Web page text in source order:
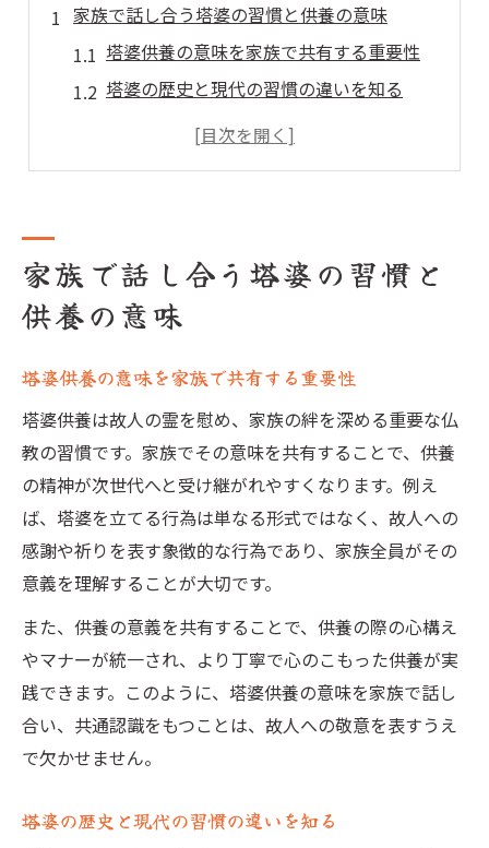
家族で話し合う塔婆の習慣と供養の意味
塔婆供養の意味を家族で共有する重要性
塔婆の歴史と現代の習慣の違いを知る
塔婆はいつ立てるのが適切か家族で考える
塔婆を丁寧に立てる際の基本的な手順
塔婆を立てる場所と向きの選び方の注意点
塔婆の設置後に守るべき日常のマナー
塔婆が家族の絆を深める日々の実践法
塔婆は毎年立てるべきか迷ったときの判断軸
塔婆は毎年立てるべきか家族で再検討する
曹洞宗の教えから見る塔婆の頻度の考え方
塔婆供養の必要性と家族の判断基準
塔婆を立てない場合の影響と供養の工夫
供養で守る塔婆の必要性と家族の絆
塔婆供養が家族をつなぐ意義とその理由
塔婆の必要性を家族内で再確認する方法
塔婆がもたらす家族の結束力と伝統の継承
家族で話し合う塔婆の習慣と
供養の意味
塔婆供養の意味を家族で共有する重要性
塔婆供養は故人の霊を慰め、家族の絆を深める重要な仏
教の習慣です。家族でその意味を共有することで、供養
の精神が次世代へと受け継がれやすくなります。例え
ば、塔婆を立てる行為は単なる形式ではなく、故人への
感謝や祈りを表す象徴的な行為であり、家族全員がその
意義を理解することが大切です。
また、供養の意義を共有することで、供養の際の心構え
やマナーが統一され、より丁寧で心のこもった供養が実
践できます。このように、塔婆供養の意味を家族で話し
合い、共通認識をもつことは、故人への敬意を表すうえ
で欠かせません。
塔婆の歴史と現代の習慣の違いを知る